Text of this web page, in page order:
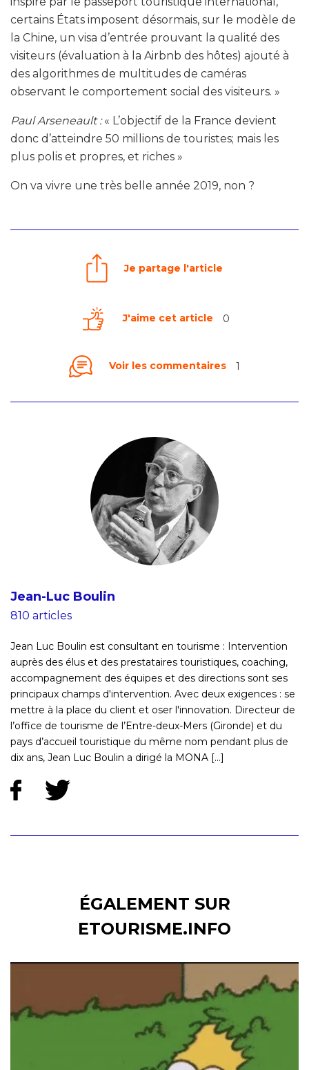
certains États imposent désormais, sur le modèle de
la Chine, un visa d’entrée prouvant la qualité des
visiteurs (évaluation à la Airbnb des hôtes) ajouté à
des algorithmes de multitudes de caméras
observant le comportement social des visiteurs. »
Paul Arseneault :« L’objectif de la France devient
donc d’atteindre 50 millions de touristes; mais les
plus polis et propres, et riches »
On va vivre une très belle année 2019, non ?
Je partage l'article
J'aime cet article 0
Voir les commentaires 1
Jean-Luc Boulin
810 articles
Jean Luc Boulin est consultant en tourisme : Intervention
auprès des élus et des prestataires touristiques, coaching,
accompagnement des équipes et des directions sont ses
principaux champs d'intervention. Avec deux exigences : se
mettre à la place du client et oser l'innovation. Directeur de
l’office de tourisme de l’Entre-deux-Mers (Gironde) et du
pays d’accueil touristique du même nom pendant plus de
dix ans, Jean Luc Boulin a dirigé la MONA [...]
ÉGALEMENT SUR
ETOURISME.INFO